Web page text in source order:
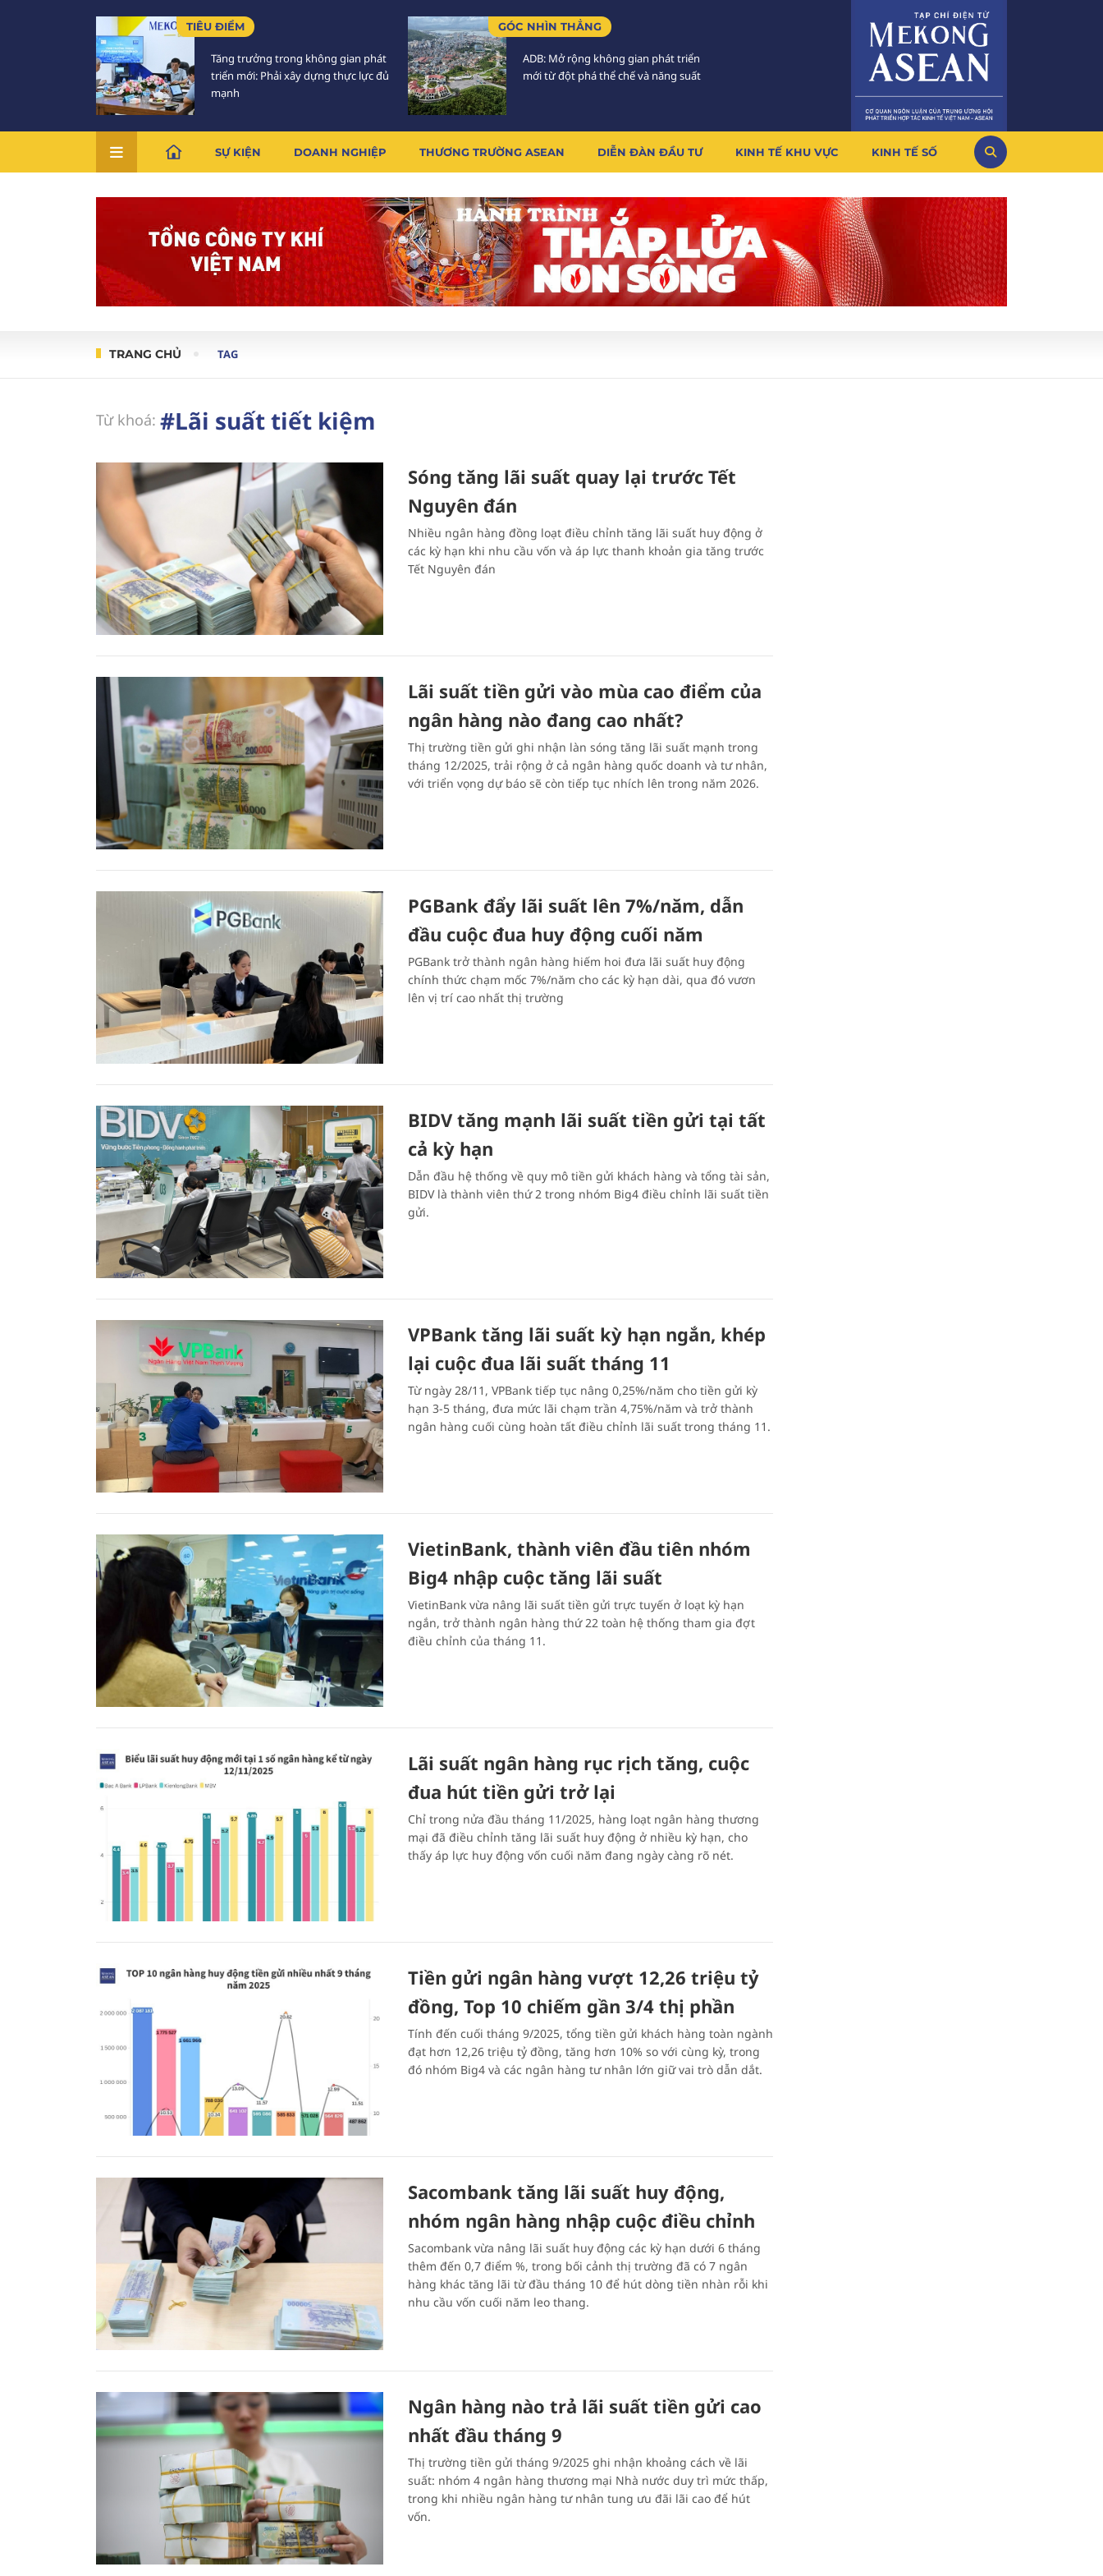
TIÊU ĐIỂM
Tăng trưởng trong không gian phát
triển mới: Phải xây dựng thực lực đủ
mạnh
GÓC NHÌN THẲNG
ADB: Mở rộng không gian phát triển
mới từ đột phá thể chế và năng suất
SỰ KIỆN DOANH NGHIỆP THƯƠNG TRƯỜNG ASEAN DIỄN ĐÀN ĐẦU TƯ KINH TẾ KHU VỰC KINH TẾ SỐ
TRANG CHỦ TAG
Từ khoá: #Lãi suất tiết kiệm
Sóng tăng lãi suất quay lại trước Tết
Nguyên đán
Nhiều ngân hàng đồng loạt điều chỉnh tăng lãi suất huy động ở
các kỳ hạn khi nhu cầu vốn và áp lực thanh khoản gia tăng trước
Tết Nguyên đán
Lãi suất tiền gửi vào mùa cao điểm của
ngân hàng nào đang cao nhất?
Thị trường tiền gửi ghi nhận làn sóng tăng lãi suất mạnh trong
tháng 12/2025, trải rộng ở cả ngân hàng quốc doanh và tư nhân,
với triển vọng dự báo sẽ còn tiếp tục nhích lên trong năm 2026.
PGBank đẩy lãi suất lên 7%/năm, dẫn
đầu cuộc đua huy động cuối năm
PGBank trở thành ngân hàng hiếm hoi đưa lãi suất huy động
chính thức chạm mốc 7%/năm cho các kỳ hạn dài, qua đó vươn
lên vị trí cao nhất thị trường
BIDV tăng mạnh lãi suất tiền gửi tại tất
cả kỳ hạn
Dẫn đầu hệ thống về quy mô tiền gửi khách hàng và tổng tài sản,
BIDV là thành viên thứ 2 trong nhóm Big4 điều chỉnh lãi suất tiền
gửi.
VPBank tăng lãi suất kỳ hạn ngắn, khép
lại cuộc đua lãi suất tháng 11
Từ ngày 28/11, VPBank tiếp tục nâng 0,25%/năm cho tiền gửi kỳ
hạn 3-5 tháng, đưa mức lãi chạm trần 4,75%/năm và trở thành
ngân hàng cuối cùng hoàn tất điều chỉnh lãi suất trong tháng 11.
VietinBank, thành viên đầu tiên nhóm
Big4 nhập cuộc tăng lãi suất
VietinBank vừa nâng lãi suất tiền gửi trực tuyến ở loạt kỳ hạn
ngắn, trở thành ngân hàng thứ 22 toàn hệ thống tham gia đợt
điều chỉnh của tháng 11.
Lãi suất ngân hàng rục rịch tăng, cuộc
đua hút tiền gửi trở lại
Chỉ trong nửa đầu tháng 11/2025, hàng loạt ngân hàng thương
mại đã điều chỉnh tăng lãi suất huy động ở nhiều kỳ hạn, cho
thấy áp lực huy động vốn cuối năm đang ngày càng rõ nét.
Tiền gửi ngân hàng vượt 12,26 triệu tỷ
đồng, Top 10 chiếm gần 3/4 thị phần
Tính đến cuối tháng 9/2025, tổng tiền gửi khách hàng toàn ngành
đạt hơn 12,26 triệu tỷ đồng, tăng hơn 10% so với cùng kỳ, trong
đó nhóm Big4 và các ngân hàng tư nhân lớn giữ vai trò dẫn dắt.
Sacombank tăng lãi suất huy động,
nhóm ngân hàng nhập cuộc điều chỉnh
Sacombank vừa nâng lãi suất huy động các kỳ hạn dưới 6 tháng
thêm đến 0,7 điểm %, trong bối cảnh thị trường đã có 7 ngân
hàng khác tăng lãi từ đầu tháng 10 để hút dòng tiền nhàn rỗi khi
nhu cầu vốn cuối năm leo thang.
Ngân hàng nào trả lãi suất tiền gửi cao
nhất đầu tháng 9
Thị trường tiền gửi tháng 9/2025 ghi nhận khoảng cách về lãi
suất: nhóm 4 ngân hàng thương mại Nhà nước duy trì mức thấp,
trong khi nhiều ngân hàng tư nhân tung ưu đãi lãi cao để hút
vốn.